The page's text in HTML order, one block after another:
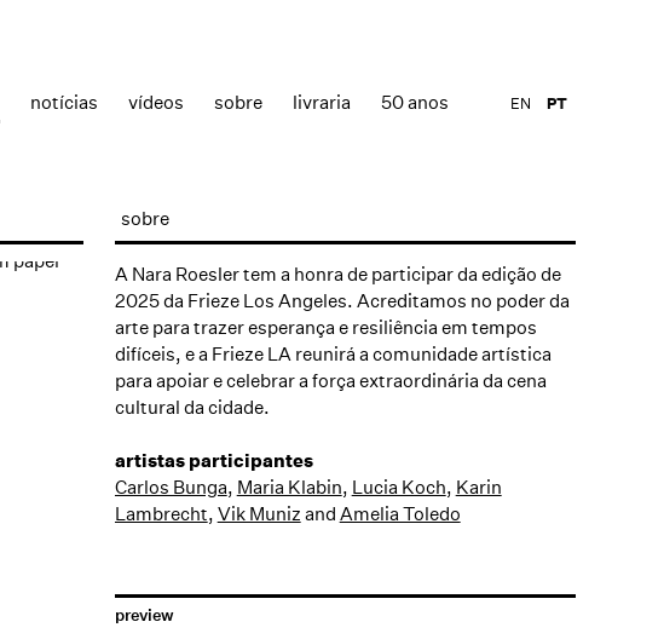
notícias vídeos sobre livraria 50 anos PT
EN
sobre
A Nara Roesler tem a honra de participar da edição de
2025 da Frieze Los Angeles. Acreditamos no poder da
arte para trazer esperança e resiliência em tempos
difíceis, e a Frieze LA reunirá a comunidade artística
para apoiar e celebrar a força extraordinária da cena
cultural da cidade.
artistas participantes
Carlos Bunga, Maria Klabin, Lucia Koch, Karin
Lambrecht, Vik Muniz and Amelia Toledo
preview